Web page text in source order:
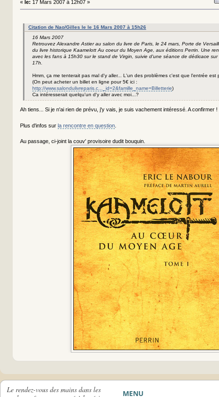
« le: 17 Mars 2007 à 12h07 »
Citation de Nao/Gilles le le 16 Mars 2007 à 15h26
16 Mars 2007
Retrouvez Alexandre Astier au salon du livre de Paris, le 24 mars, Porte de
du livre historique Kaamelott Au coeur du Moyen Age, aux éditions Perrin. Une
avec les fans à 15h30 sur le stand de Virgin, suivie d'une séance de dédicace sur
17h.
Hmm, ça me tenterait pas mal d'y aller... L'un des problèmes c'est que l'entrée est
(On peut acheter un billet en ligne pour 5€ ici :
http://www.salondulivreparis.c..._id=2&famille_name=Billetterie)
Ca intéresserait quelqu'un d'y aller avec moi...?
Ah tiens... Si je n'ai rien de prévu, j'y vais, je suis vachement intéressé. A confirmer !
Plus d'infos sur la rencontre en question.
Au passage, ci-joint la couv' provisoire dudit bouquin.
Le rendez-vous des mains dans les
MENU